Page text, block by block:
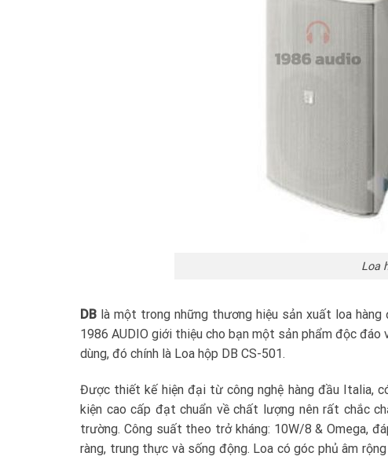
Loa
DB là một trong những thương hiệu sản xuất loa
1986 AUDIO giới thiệu cho bạn một sản phẩm độc
dùng, đó chính là Loa hộp DB CS-501.
Được thiết kế hiện đại từ công nghệ hàng đầu Italia,
kiện cao cấp đạt chuẩn về chất lượng nên rất chắc
trường. Công suất theo trở kháng: 10W/8 & Omega,
ràng, trung thực và sống động. Loa có góc phủ âm